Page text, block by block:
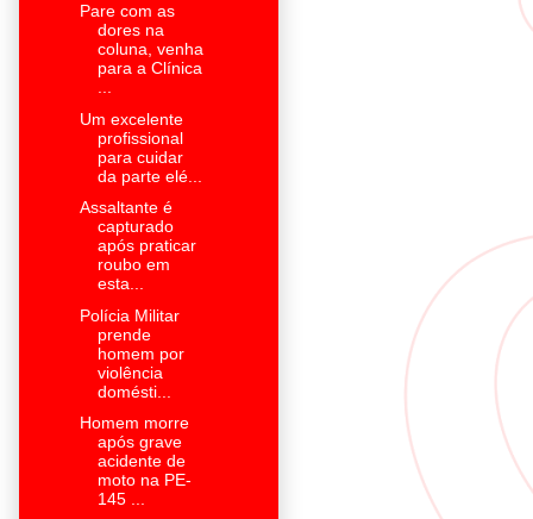
Pare com as
dores na
coluna, venha
para a Clínica
...
Um excelente
profissional
para cuidar
da parte elé...
Assaltante é
capturado
após praticar
roubo em
esta...
Polícia Militar
prende
homem por
violência
domésti...
Homem morre
após grave
acidente de
moto na PE-
145 ...